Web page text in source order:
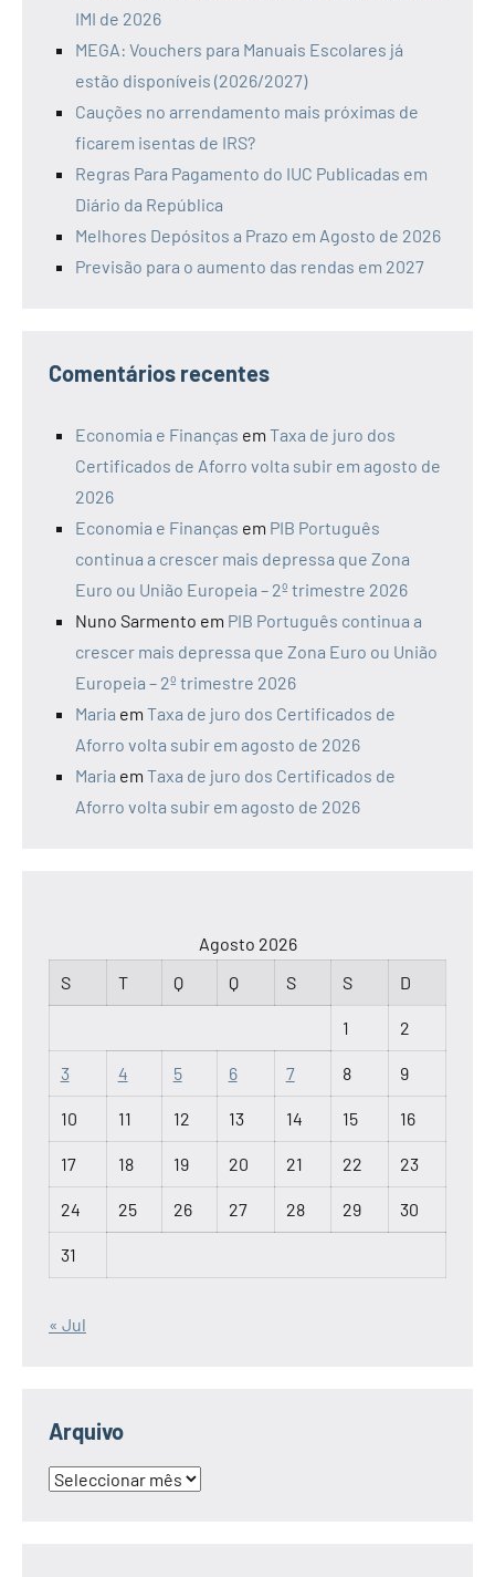
IMI de 2026
MEGA: Vouchers para Manuais Escolares já
estão disponíveis (2026/2027)
Cauções no arrendamento mais próximas de
ficarem isentas de IRS?
Regras Para Pagamento do IUC Publicadas em
Diário da República
Melhores Depósitos a Prazo em Agosto de 2026
Previsão para o aumento das rendas em 2027
Comentários recentes
Economia e Finanças em Taxa de juro dos
Certificados de Aforro volta subir em agosto de
2026
Economia e Finanças em PIB Português
continua a crescer mais depressa que Zona
Euro ou União Europeia – 2º trimestre 2026
Nuno Sarmento em PIB Português continua a
crescer mais depressa que Zona Euro ou União
Europeia – 2º trimestre 2026
Maria em Taxa de juro dos Certificados de
Aforro volta subir em agosto de 2026
Maria em Taxa de juro dos Certificados de
Aforro volta subir em agosto de 2026
Agosto 2026
S
T Q Q S S D
1 2
3 4 5 6 7 8 9
10 11 12 13 14 15 16
17 18 19 20 21 22 23
24 25 26 27 28 29 30
31
« Jul
Arquivo
Arquivo